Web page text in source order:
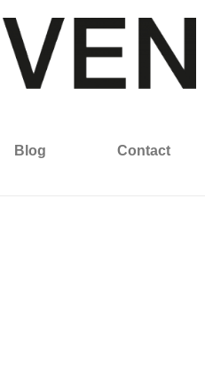
Blog Contact